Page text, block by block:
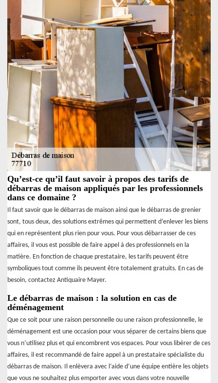
Qu’est-ce qu’il faut savoir à propos des tarifs de
débarras de maison appliqués par les professionnels
dans ce domaine ?
Il faut savoir que le débarras de maison ainsi que le débarras de grenier
sont, tous deux, des solutions extrêmes qui permettent d’enlever les biens
qui en représentent plus rien pour vous. Pour vous débarrasser de ces
affaires, il vous est possible de faire appel à des professionnels en la
matière. En fonction de chaque prestataire, les tarifs peuvent être
symboliques tout comme ils peuvent être totalement gratuits. En cas de
besoin, contactez Antiquaire Mayer.
Le débarras de maison : la solution en cas de
déménagement
Que ce soit pour une raison personnelle ou une raison professionnelle, le
déménagement est une occasion pour vous séparer de certains biens que
vous n’utilisez plus et qui encombrent vos espaces. Pour vous libérer de ces
affaires, il est recommandé de faire appel à un prestataire spécialiste du
débarras de maison. Il enlèvera avec l’aide d’une équipe entière les objets
que vous ne souhaitez plus emporter avec vous dans votre nouvelle